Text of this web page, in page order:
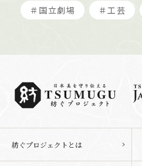
＃国立劇場 ＃工芸
紡ぐプロジェクトとは